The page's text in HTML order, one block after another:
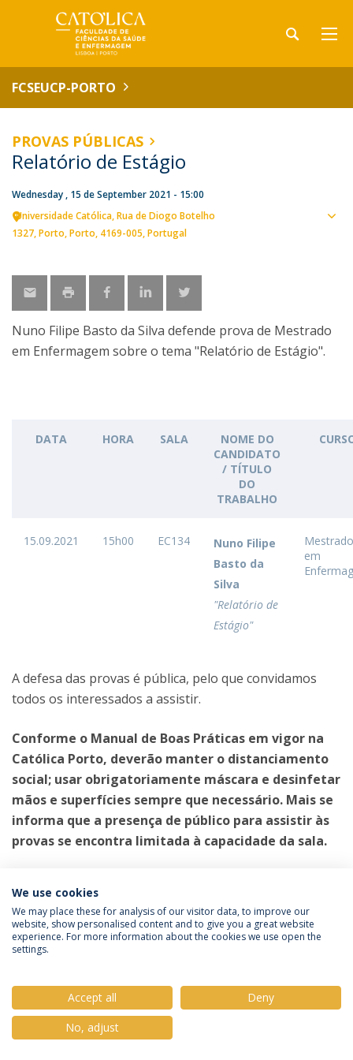
FCSEUCP-PORTO
PROVAS PÚBLICAS
Relatório de Estágio
Wednesday , 15 de September 2021 - 15:00
Universidade Católica Rua de Diogo Botelho
1327 Porto Porto 4169-005 Portugal
Nuno Filipe Basto da Silva defende prova de Mestrado
em Enfermagem sobre o tema "Relatório de Estágio".
DATA HORA SALA
NOME DO
CANDIDATO
/ TÍTULO
DO
TRABALHO
15.09.2021 15h00 EC134
Nuno Filipe
Basto da
Silva
"Relatório de
Estágio"
Mestrado
em
A defesa das provas é pública, pelo que convidamos
todos os interessados a assistir.
Conforme o Manual de Boas Práticas em vigor na
Católica Porto, deverão manter o distanciamento
social; usar obrigatoriamente máscara e desinfetar
mãos e superfícies sempre que necessário. Mais se
informa que a presença de público para assistir às
provas se encontra limitada à capacidade da sala.
Categories:
Mestrado em Enfermagem
Provas Públicas
Privacy Policy
© 2026 Universidade Católica Portuguesa
We use cookies
We may place these for analysis of our visitor data, to improve our
website, show personalised content and to give you a great website
experience. For more information about the cookies we use open the
settings.
Accept all
Deny
No, adjust